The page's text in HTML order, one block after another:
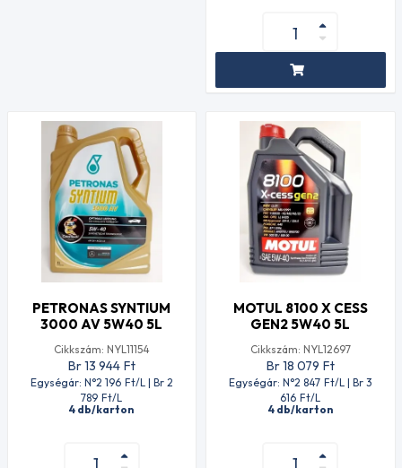
PETRONAS SYNTIUM
3000 AV 5W40 5L
Cikkszám: NYL11154
Br 13 944 Ft
Egységár: N°2 196 Ft/L | Br 2
789 Ft/L
4 db/karton
MOTUL 8100 X CESS
GEN2 5W40 5L
Cikkszám: NYL12697
Br 18 079 Ft
Egységár: N°2 847 Ft/L | Br 3
616 Ft/L
4 db/karton